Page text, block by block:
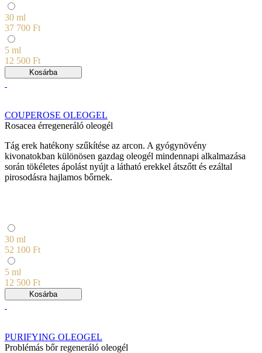
30 ml
37 700 Ft
5 ml
12 500 Ft
Kosárba
COUPEROSE OLEOGEL
Rosacea érregeneráló oleogél
Tág erek hatékony szűkítése az arcon. A gyógynövény
kivonatokban különösen gazdag oleogél mindennapi alkalmazása
során tökéletes ápolást nyújt a látható erekkel átszőtt és ezáltal
pirosodásra hajlamos bőrnek.
30 ml
52 100 Ft
5 ml
12 500 Ft
Kosárba
PURIFYING OLEOGEL
Problémás bőr regeneráló oleogél